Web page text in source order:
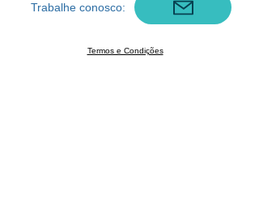
Trabalhe conosco:
Termos e Condições